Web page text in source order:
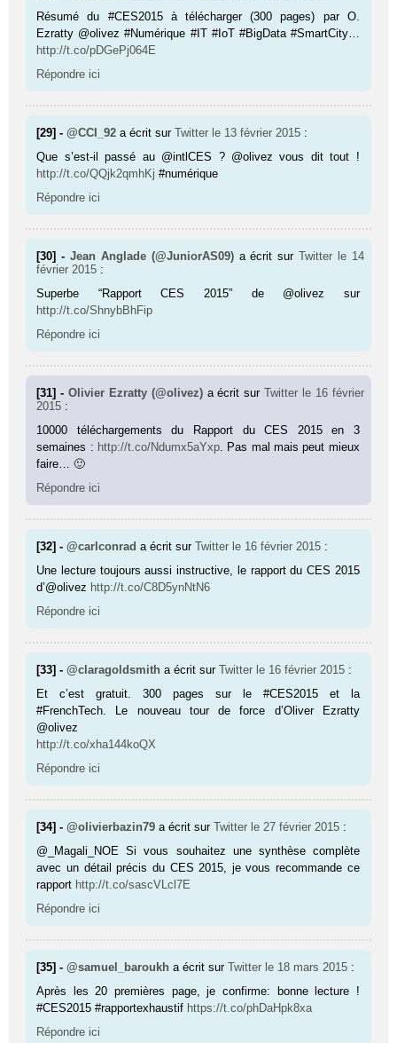
Résumé du #CES2015 à télécharger (300 pages) par O.
Ezratty @olivez #Numérique #IT #IoT #BigData #SmartCity…
http://t.co/pDGePj064E
Répondre ici
[29] -@CCI_92 a écrit surTwitter le 13 février 2015 :
Que s’est-il passé au @intlCES ? @olivez vous dit tout !
http://t.co/QQjk2qmhKj #numérique
Répondre ici
[30] - Jean Anglade (@JuniorAS09) a écrit surTwitter le 14
février 2015 :
Superbe “Rapport CES 2015” de @olivez sur
http://t.co/ShnybBhFip
Répondre ici
[31] - Olivier Ezratty (@olivez) a écrit surTwitter le 16 février
2015 :
10000 téléchargements du Rapport du CES 2015 en 3
semaines : http://t.co/Ndumx5aYxp. Pas mal mais peut mieux
faire… 🙂
Répondre ici
[32] -@carlconrad a écrit surTwitter le 16 février 2015 :
Une lecture toujours aussi instructive, le rapport du CES 2015
d’@olivez http://t.co/C8D5ynNtN6
Répondre ici
[33] -@claragoldsmith a écrit surTwitter le 16 février 2015 :
Et c’est gratuit. 300 pages sur le #CES2015 et la
#FrenchTech. Le nouveau tour de force d’Oliver Ezratty
@olivez
http://t.co/xha144koQX
Répondre ici
[34] -@olivierbazin79 a écrit surTwitter le 27 février 2015 :
@_Magali_NOE Si vous souhaitez une synthèse complète
avec un détail précis du CES 2015, je vous recommande ce
rapport http://t.co/sascVLcl7E
Répondre ici
[35] -@samuel_baroukh a écrit surTwitter le 18 mars 2015 :
Après les 20 premières page, je confirme: bonne lecture !
#CES2015 #rapportexhaustif https://t.co/phDaHpk8xa
Répondre ici